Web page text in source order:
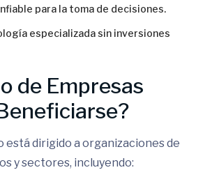
para la toma de decisiones.
especializada sin inversiones
de Empresas
está dirigido a organizaciones de
y sectores, incluyendo: